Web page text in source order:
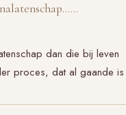
dan die bij leven
proces, dat al gaande is